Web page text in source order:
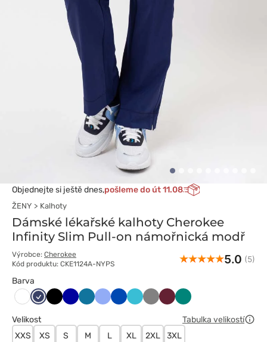
Objednejte si ještě dnes,pošleme do út 11.08
ŽENY Kalhoty
Dámské lékařské kalhoty Cherokee
Infinity Slim Pull-on námořnická modř
Výrobce: Cherokee
Kód produktu: CKE1124A-NYPS
5.0 (5)
Barva
BiałyCiemnyCzarnyGranatowy
KaraibskiKlasyczny
Królewski
MorskiSzary Wiśniowy
Zielony
Velikost
Tabulka velikostí
XXS
XS S M L XL 2XL 3XL